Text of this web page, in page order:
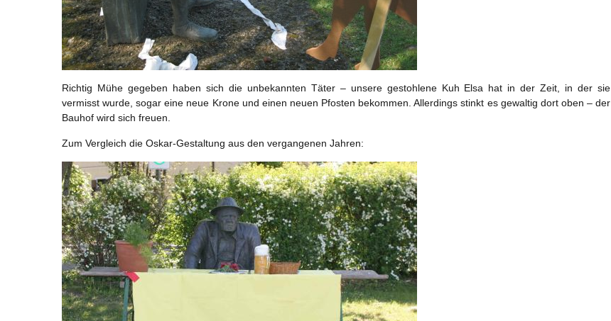
Richtig Mühe gegeben haben sich die unbekannten Täter – unsere gestohlene Kuh Elsa hat in der Zeit, in der sie
vermisst wurde, sogar eine neue Krone und einen neuen Pfosten bekommen. Allerdings stinkt es gewaltig dort oben – der
Bauhof wird sich freuen.
Zum Vergleich die Oskar-Gestaltung aus den vergangenen Jahren: